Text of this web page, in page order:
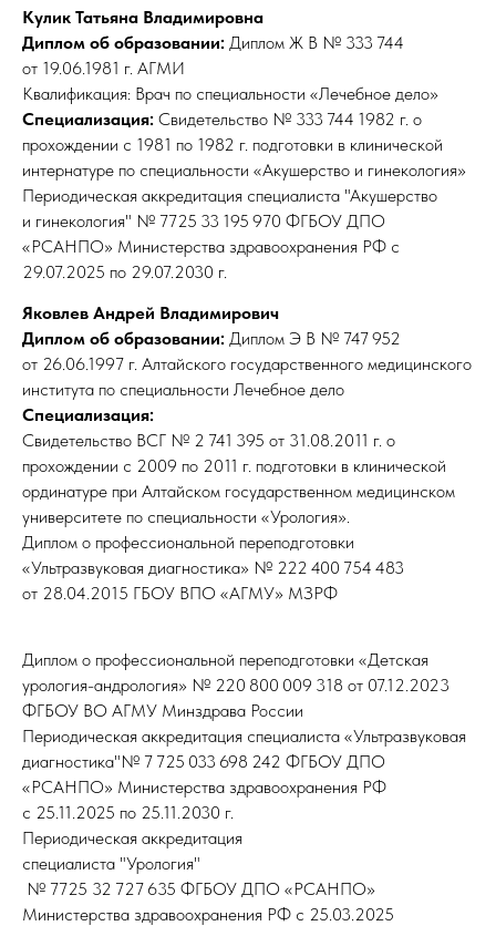
Кулик Татьяна Владимировна
Диплом об образовании: Диплом Ж В № 333 744
от 19.06.1981 г. АГМИ
Квалификация: Врач по специальности «Лечебное дело»
Специализация: Свидетельство № 333 744 1982 г. о
прохождении с 1981 по 1982 г. подготовки в клинической
интернатуре по специальности «Акушерство и гинекология»
Периодическая аккредитация специалиста "Акушерство
и гинекология" № 7725 33 195 970 ФГБОУ ДПО
«РСАНПО» Министерства здравоохранения РФ с
29.07.2025 по 29.07.2030 г.
Яковлев Андрей Владимирович
Диплом об образовании: Диплом Э В № 747 952
от 26.06.1997 г. Алтайского государственного медицинского
института по специальности Лечебное дело
Специализация:
Свидетельство ВСГ № 2 741 395 от 31.08.2011 г. о
прохождении с 2009 по 2011 г. подготовки в клинической
ординатуре при Алтайском государственном медицинском
университете по специальности «Урология».
Диплом о профессиональной переподготовки
«Ультразвуковая диагностика» № 222 400 754 483
от 28.04.2015 ГБОУ ВПО «АГМУ» МЗРФ
Диплом о профессиональной переподготовки «Детская
урология-андрология» № 220 800 009 318 от 07.12.2023
ФГБОУ ВО АГМУ Минздрава России
Периодическая аккредитация специалиста «Ультразвуковая
диагностика"№ 7 725 033 698 242 ФГБОУ ДПО
«РСАНПО» Министерства здравоохранения РФ
с 25.11.2025 по 25.11.2030 г.
Периодическая аккредитация
специалиста "Урология"
№ 7725 32 727 635 ФГБОУ ДПО «РСАНПО»
Министерства здравоохранения РФ с 25.03.2025